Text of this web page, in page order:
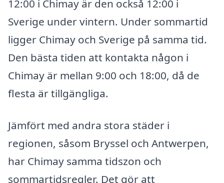
12:00 i Chimay är den också 12:00 i
Sverige under vintern. Under sommartid
ligger Chimay och Sverige på samma tid.
Den bästa tiden att kontakta någon i
Chimay är mellan 9:00 och 18:00, då de
flesta är tillgängliga.
Jämfört med andra stora städer i
regionen, såsom Bryssel och Antwerpen,
har Chimay samma tidszon och
sommartidsregler. Det gör att